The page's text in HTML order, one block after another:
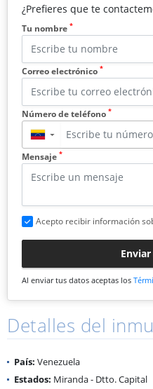
¿Prefieres que te
Tu nombre *
Correo electrónico *
Número de teléfono *
▼
Mensaje *
Acepto recibir información
Al enviar tus datos aceptas los
Detalles del
País: Venezuela
Estados: Miranda - Dtto. Capital